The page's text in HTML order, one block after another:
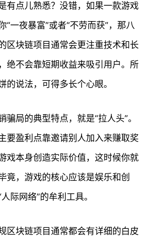
有点儿熟悉？没错，如果一款游戏
“一夜暴富”或者“不劳而获”，那八
区块链项目通常会更注重技术和长
绝不会靠短期收益来吸引用户。所
的说法，可得多长个心眼。
骗局的典型特点，就是“拉人头”。
要盈利点靠邀请别人加入来赚取奖
戏本身创造实际价值，这时候你就
竟，游戏的核心应该是娱乐和创
际网络”的牟利工具。
区块链项目通常都会有详细的白皮